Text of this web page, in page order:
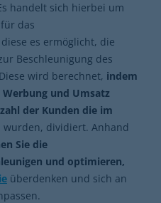
handelt sich hierbei um
das
es ermöglicht, die
Beschleunigung des
wird berechnet, indem
und Umsatz
der Kunden die im
wurden, dividiert. Anhand
Sie die
und optimieren,
überdenken und sich an